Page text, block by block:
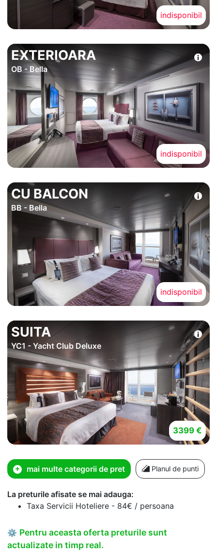
indisponibil
EXTERIOARA
OB - Bella
indisponibil
CU BALCON
BB - Bella
indisponibil
SUITA
YC1 - Yacht Club Deluxe
3399 €
mai multe categorii de pret Planul de punti
La preturile afisate se mai adauga:
Taxa Servicii Hoteliere - 84€ / persoana
⚙ Pentru aceasta oferta preturile sunt
actualizate in timp real.